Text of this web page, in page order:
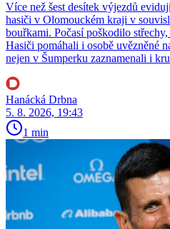
Více než šest desítek výjezdů
hasiči v Olomouckém kraji v
bouřkami. Počasí poškodilo
Hasiči pomáhali i osobě uvězněné
nejen v Šumperku zaznamenali i
Hanácká Drbna
5. 8. 2026, 19:43
1 min